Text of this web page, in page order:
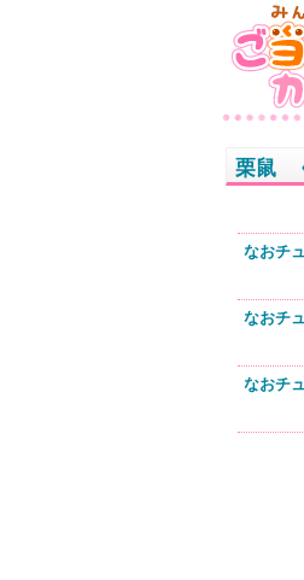
栗鼠
なおチ
なおチ
なおチ